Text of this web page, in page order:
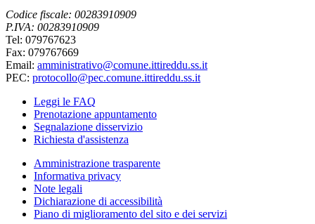
Codice fiscale: 00283910909
P.IVA: 00283910909
Tel: 079767623
Fax: 079767669
Email: amministrativo@comune.ittireddu.ss.it
PEC: protocollo@pec.comune.ittireddu.ss.it
Leggi le FAQ
Prenotazione appuntamento
Segnalazione disservizio
Richiesta d'assistenza
Amministrazione trasparente
Informativa privacy
Note legali
Dichiarazione di accessibilità
Piano di miglioramento del sito e dei servizi